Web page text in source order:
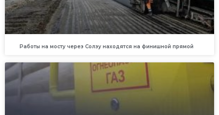
Работы на мосту через Солзу находятся на финишной прямой